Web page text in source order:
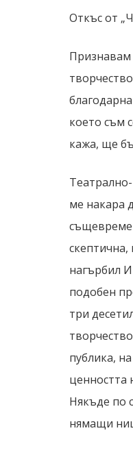
Откъс от
Признавам
което съм
кажа, ще
ме накара
скептична,
нагърбил
подобен
три
публика,
ценността
Някъде по
нямащи